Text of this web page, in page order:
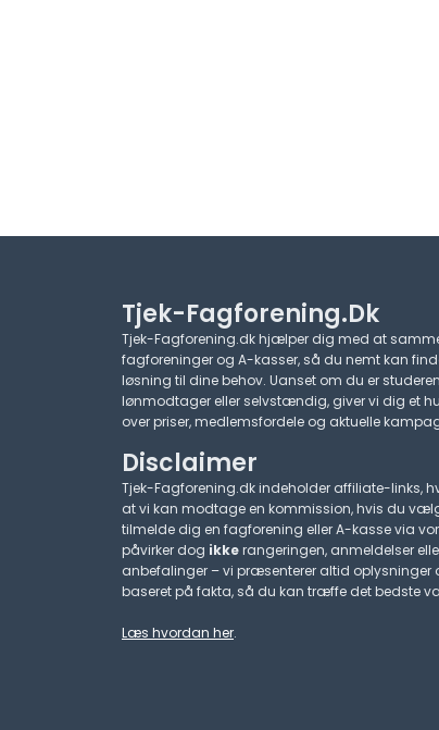
Tjek-Fagforening.dk
Tjek-Fagforening.dk hjælper dig med at
fagforeninger og A-kasser, så du nemt kan
løsning til dine behov. Uanset om du er
lønmodtager eller selvstændig, giver vi dig et
over priser, medlemsfordele og aktuelle
Disclaimer
Tjek-Fagforening.dk indeholder affiliate-links,
at vi kan modtage en kommission, hvis du
tilmelde dig en fagforening eller A-kasse via
påvirker dog ikkerangeringen, anmeldelser
anbefalinger – vi præsenterer altid oplysninger
baseret på fakta, så du kan træffe det bedste
Læs hvordan her.